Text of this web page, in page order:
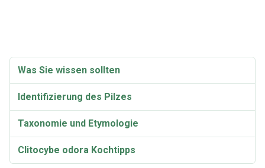
Was Sie wissen sollten
Identifizierung des Pilzes
Taxonomie und Etymologie
Clitocybe odora Kochtipps